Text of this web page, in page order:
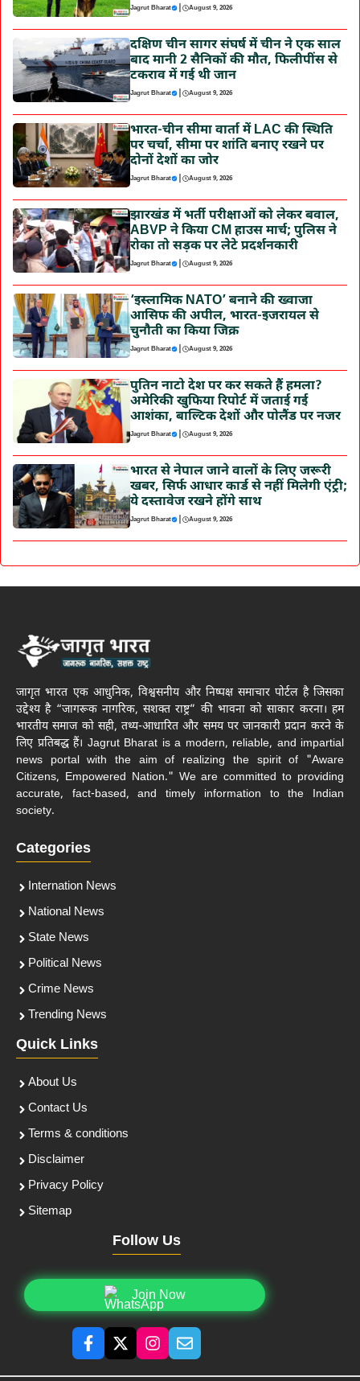
Jagrut Bharat | August 9, 2026
दक्षिण चीन सागर संघर्ष में चीन ने एक साल
बाद मानी 2 सैनिकों की मौत, फिलीपींस से
टकराव में गई थी जान
Jagrut Bharat | August 9, 2026
भारत-चीन सीमा वार्ता में LAC की स्थिति
पर चर्चा, सीमा पर शांति बनाए रखने पर
दोनों देशों का जोर
Jagrut Bharat | August 9, 2026
झारखंड में भर्ती परीक्षाओं को लेकर बवाल,
ABVP ने किया CM हाउस मार्च; पुलिस ने
रोका तो सड़क पर लेटे प्रदर्शनकारी
Jagrut Bharat | August 9, 2026
‘इस्लामिक NATO’ बनाने की ख्वाजा
आसिफ की अपील, भारत-इजरायल से
चुनौती का किया जिक्र
Jagrut Bharat | August 9, 2026
पुतिन नाटो देश पर कर सकते हैं हमला?
अमेरिकी खुफिया रिपोर्ट में जताई गई
आशंका, बाल्टिक देशों और पोलैंड पर नजर
Jagrut Bharat | August 9, 2026
भारत से नेपाल जाने वालों के लिए जरूरी
खबर, सिर्फ आधार कार्ड से नहीं मिलेगी एंट्री;
ये दस्तावेज रखने होंगे साथ
Jagrut Bharat | August 9, 2026
जागृत भारत एक आधुनिक, विश्वसनीय और निष्पक्ष समाचार पोर्टल है जिसका
उद्देश्य है “जागरूक नागरिक, सशक्त राष्ट्र” की भावना को साकार करना। हम
भारतीय समाज को सही, तथ्य-आधारित और समय पर जानकारी प्रदान करने के
लिए प्रतिबद्ध हैं। Jagrut Bharat is a modern, reliable, and impartial
news portal with the aim of realizing the spirit of "Aware
Citizens, Empowered Nation." We are committed to providing
accurate, fact-based, and timely information to the Indian
society.
Categories
Internation News
National News
State News
Political News
Crime News
Trending News
Quick Links
About Us
Contact Us
Terms & conditions
Disclaimer
Privacy Policy
Sitemap
Follow Us
Join Now